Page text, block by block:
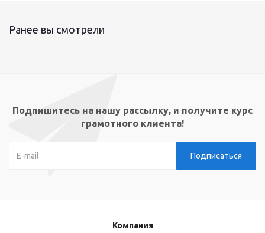
Ранее вы смотрели
Подпишитесь на нашу рассылку, и получите курс
грамотного клиента!
Компания